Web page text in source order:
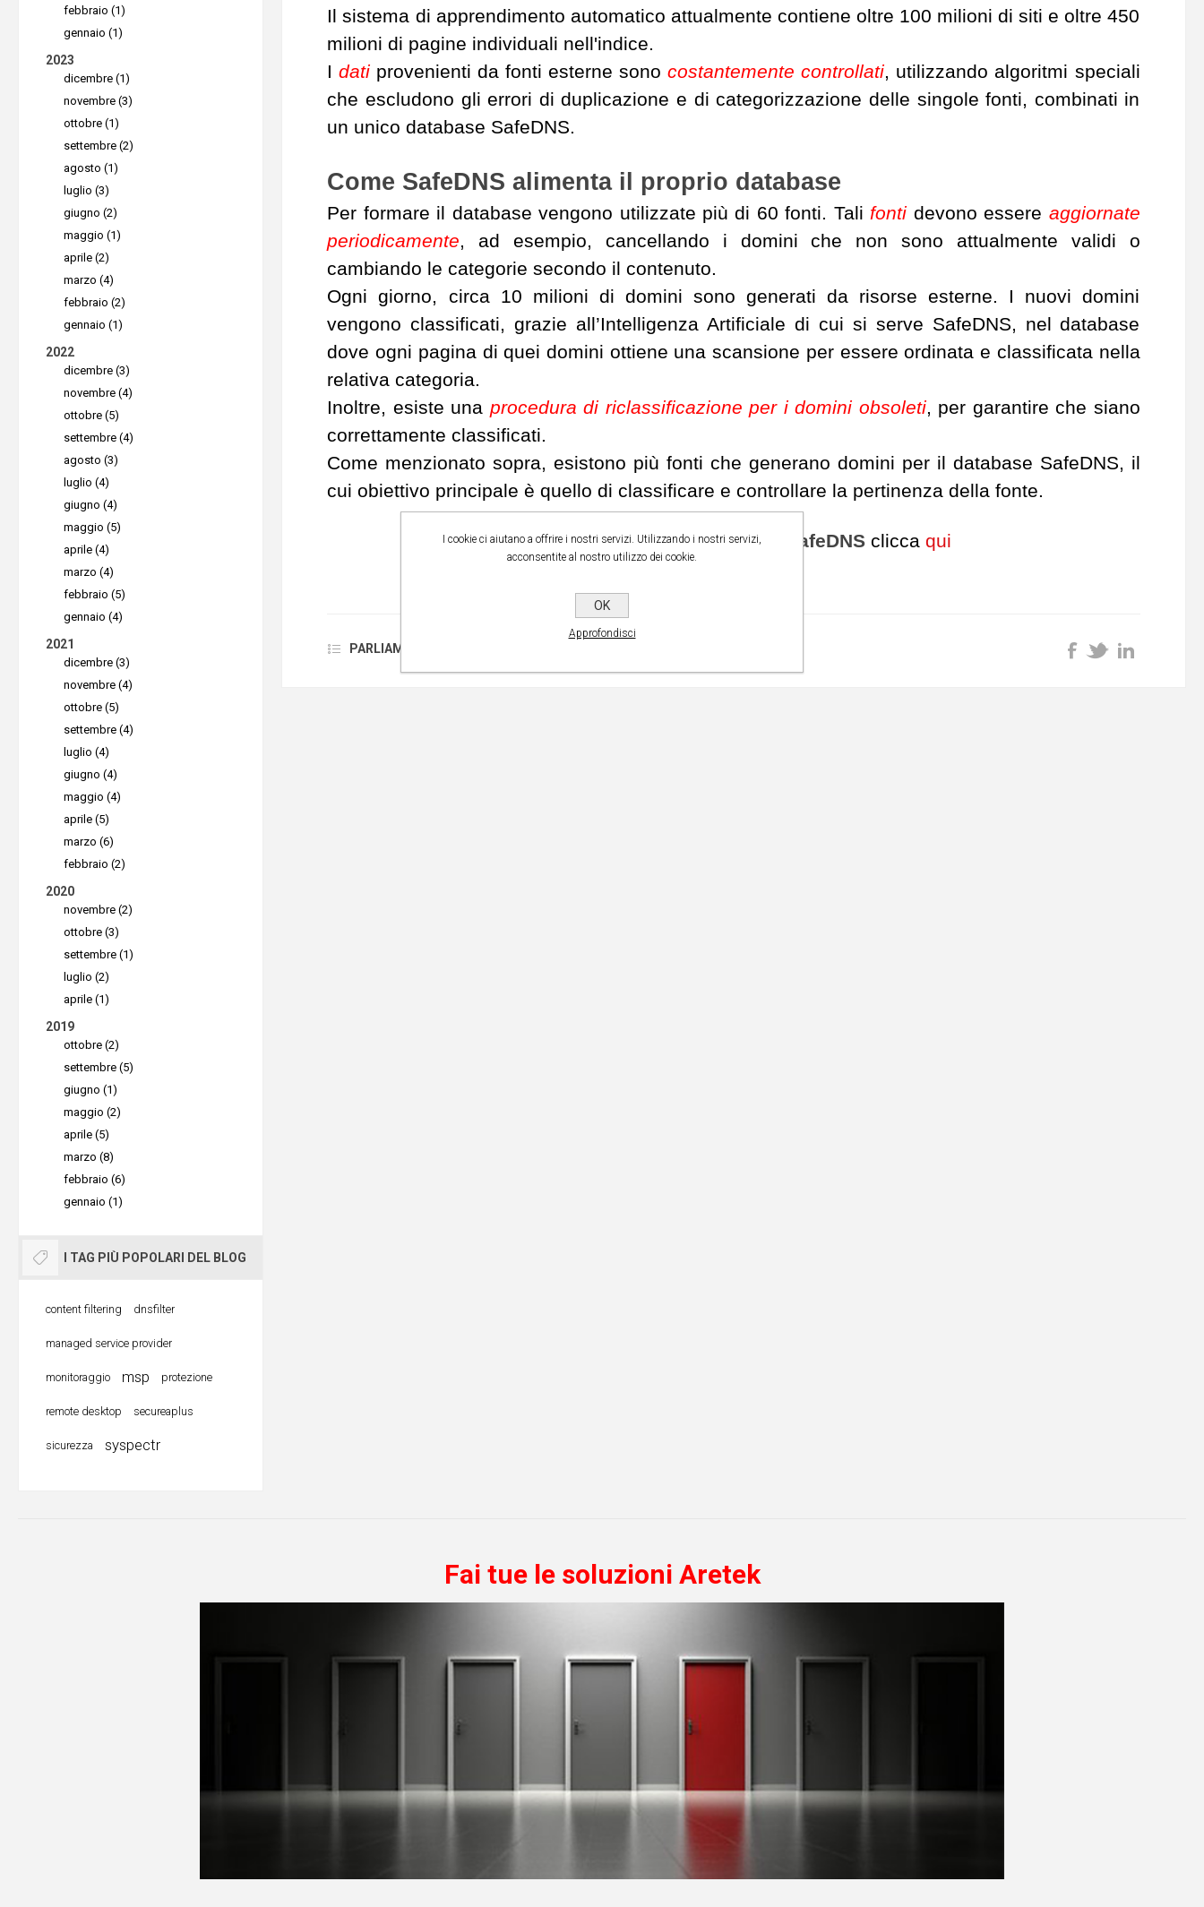
Il sistema di apprendimento automatico attualmente contiene oltre 100 milioni di siti e oltre 450
milioni di pagine individuali nell'indice.
Idati provenienti da fonti esterne sonocostantemente controllati, utilizzando algoritmi speciali
che escludono gli errori di duplicazione e di categorizzazione delle singole fonti, combinati in
un unico database SafeDNS.
Come SafeDNS alimenta il proprio database
Per formare il database vengono utilizzate più di 60 fonti. Talifonti devono essere aggiornate
periodicamente, ad esempio, cancellando i domini che non sono attualmente validi o
cambiando le categorie secondo il contenuto.
Ogni giorno, circa 10 milioni di domini sono generati da risorse esterne. I nuovi domini
vengono classificati, grazie all’Intelligenza Artificiale di cui si serve SafeDNS, nel database
dove ogni pagina di quei domini ottiene una scansione per essere ordinata e classificata nella
relativa categoria.
Inoltre, esiste una procedura di riclassificazione per i domini obsoleti, per garantire che siano
correttamente classificati.
Come menzionato sopra, esistono più fonti che generano domini per il database SafeDNS, il
cui obiettivo principale è quello di classificare e controllare la pertinenza della fonte.
Per saperne di più a riguardo di SafeDNSclicca qui
PARLIAMO DI ...:
febbraio (1)
gennaio (1)
2023
dicembre (1)
novembre (3)
ottobre (1)
settembre (2)
agosto (1)
luglio (3)
giugno (2)
maggio (1)
aprile (2)
marzo (4)
febbraio (2)
gennaio (1)
2022
dicembre (3)
novembre (4)
ottobre (5)
settembre (4)
agosto (3)
luglio (4)
giugno (4)
maggio (5)
aprile (4)
marzo (4)
febbraio (5)
gennaio (4)
2021
dicembre (3)
novembre (4)
ottobre (5)
settembre (4)
luglio (4)
giugno (4)
maggio (4)
aprile (5)
marzo (6)
febbraio (2)
2020
novembre (2)
ottobre (3)
settembre (1)
luglio (2)
aprile (1)
2019
ottobre (2)
settembre (5)
giugno (1)
maggio (2)
aprile (5)
marzo (8)
febbraio (6)
gennaio (1)
I TAG PIÙ POPOLARI DEL BLOG
content filtering dnsfilter
managed service provider
monitoraggio msp protezione
remote desktop secureaplus
sicurezza syspectr
Fai tue le soluzioni Aretek
I cookie ci aiutano a offrire i nostri servizi. Utilizzando i nostri servizi,
acconsentite al nostro utilizzo dei cookie.
OK
Approfondisci